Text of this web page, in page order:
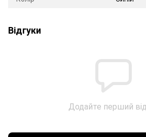
Відгуки
Додайте перший